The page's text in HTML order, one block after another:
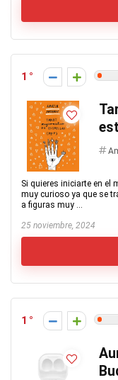
1
Si quieres iniciarte en el
muy curioso ya que se
a figuras muy ...
25 noviembre, 2024
1